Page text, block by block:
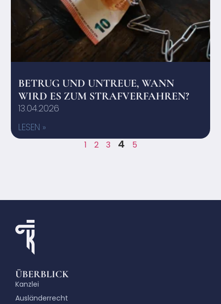
BETRUG UND UNTREUE, WANN
WIRD ES ZUM STRAFVERFAHREN?
13.04.2026
LESEN »
1 2 3 4 5
ÜBERBLICK
Kanzlei
Ausländerrecht